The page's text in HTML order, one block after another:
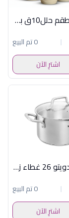
B100409 طقم حلل10ق بطوط اوف وايت اكسفورد
0 تم البيع
اشترِ الآن
حلة تيفال دويتو 26 غطاء زجاجى
0 تم البيع
اشترِ الآن